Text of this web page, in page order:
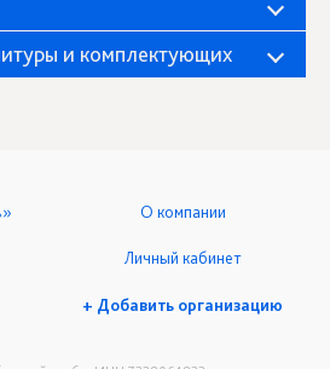
и комплектующих
О компании
Личный кабинет
+ Добавить организацию